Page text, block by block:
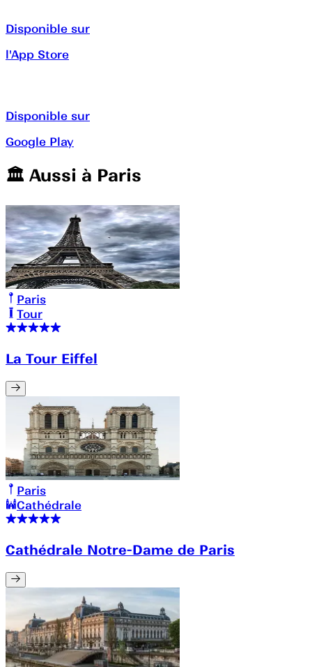
Disponible sur
l'App Store
Disponible sur
Google Play
🏛️️ Aussi à Paris
Paris
Tour
La Tour Eiffel
Paris
Cathédrale
Cathédrale Notre-Dame de Paris